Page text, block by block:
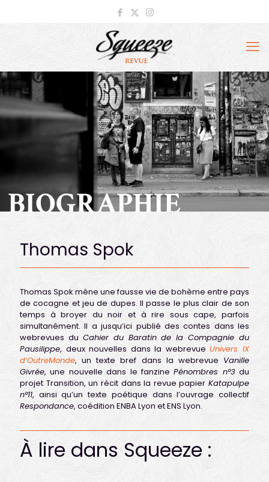
BIOGRAPHIE
Thomas Spok
Thomas Spok mène une fausse vie de bohème entre pays
de cocagne et jeu de dupes. Il passe le plus clair de son
temps à broyer du noir et à rire sous cape, parfois
simultanément. Il a jusqu’ici publié des contes dans les
webrevues du Cahier du Baratin de la Compagnie du
Pausilippe, deux nouvelles dans la webrevueUnivers IX
d’OutreMonde, un texte bref dans la webrevueVanille
Givrée, une nouvelle dans le fanzinePénombres n°3du
projet Transition, un récit dans la revue papier Katapulpe
n°11, ainsi qu’un texte poétique dans l’ouvrage collectif
Respondance, coédition ENBA Lyon et ENS Lyon.
À lire dans Squeeze :